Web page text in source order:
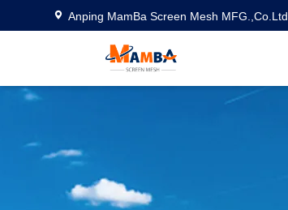
Anping MamBa Screen Mesh MFG.,Co.Ltd